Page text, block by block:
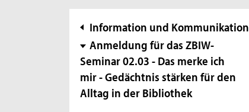
Subnavigation
Information und Kommunikation
Anmeldung für das ZBIW-
Seminar 02.03 - Das merke ich
mir - Gedächtnis stärken für den
Alltag in der Bibliothek